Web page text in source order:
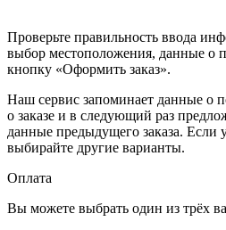
Проверьте правильность ввода
выбор местоположения, данные о
кнопку «Оформить заказ».
Наш сервис запоминает данные о
о заказе и в следующий раз
данные предыдущего заказа. Если
выбирайте другие варианты.
Оплата
Вы можете выбрать один из трёх